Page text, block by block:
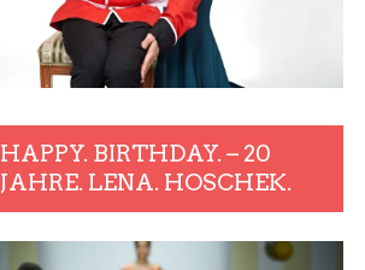
HAPPY. BIRTHDAY. – 20
JAHRE. LENA. HOSCHEK.